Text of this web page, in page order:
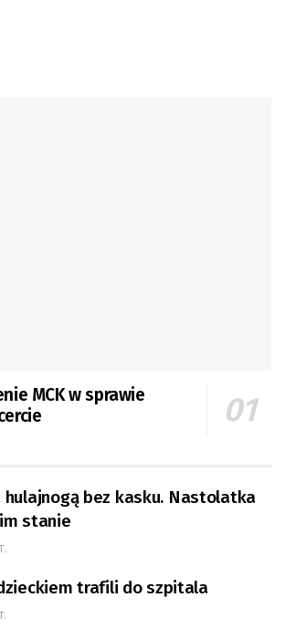
MCK w sprawie
hulajnogą bez kasku. Nastolatka
stanie
trafili do szpitala